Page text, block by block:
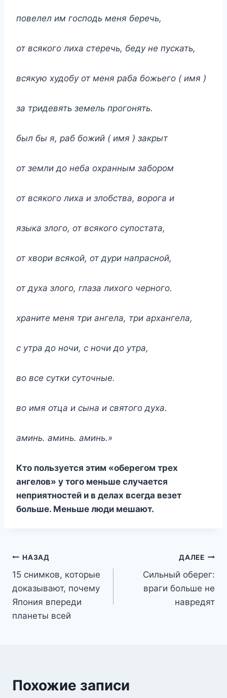
повелел им господь меня беречь,
от всякого лиха стеречь, беду не пускать,
всякую худобу от меня раба божьего ( имя )
за тридевять земель прогонять.
был бы я, раб божий ( имя ) закрыт
от земли до неба охранным забором
от всякого лиха и злобства, ворога и
языка злого, от всякого супостата,
от хвори всякой, от дури напрасной,
от духа злого, глаза лихого черного.
храните меня три ангела, три архангела,
с утра до ночи, с ночи до утра,
во все сутки суточные.
во имя отца и сына и святого духа.
аминь. аминь. аминь.»
Кто пользуется этим «оберегом трех
ангелов» у того меньше случается
неприятностей и в делах всегда везет
больше. Меньше люди мешают.
Навигация
по
записям
НАЗАД
15 снимков, которые
доказывают, почему
Япония впереди
планеты всей
ДАЛЕЕ
Сильный оберег:
враги больше не
навредят
Похожие записи